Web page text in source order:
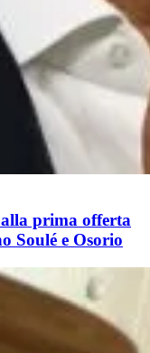
prima offerta
Soulé e Osorio